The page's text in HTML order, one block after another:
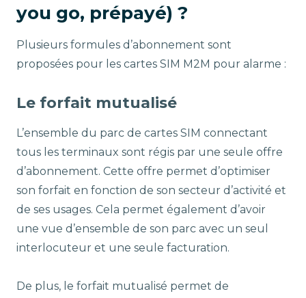
you go, prépayé) ?
Plusieurs formules d’abonnement sont
proposées pour les cartes SIM M2M pour alarme :
Le forfait mutualisé
L’ensemble du parc de cartes SIM connectant
tous les terminaux sont régis par une seule offre
d’abonnement. Cette offre permet d’optimiser
son forfait en fonction de son secteur d’activité et
de ses usages. Cela permet également d’avoir
une vue d’ensemble de son parc avec un seul
interlocuteur et une seule facturation.
De plus, le forfait mutualisé permet de